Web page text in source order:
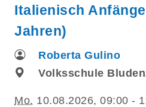
Italienisch
Jahren)
Roberta Gulino
Volksschule
Mo. 10.08.2026, 09:00 -